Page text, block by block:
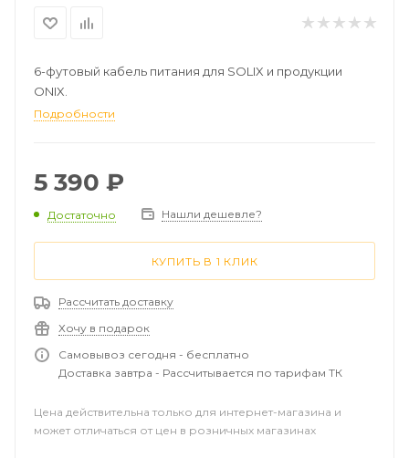
6-футовый кабель питания для SOLIX и продукции
ONIX.
Подробности
5 390 ₽
Достаточно Нашли дешевле?
КУПИТЬ В 1 КЛИК
Рассчитать доставку
Хочу в подарок
Самовывоз сегодня - бесплатно
Доставка завтра - Рассчитывается по тарифам ТК
Цена действительна только для интернет-магазина и
может отличаться от цен в розничных магазинах